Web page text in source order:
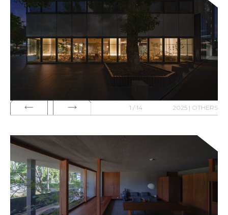
1 / 14 2025 | OTHERS